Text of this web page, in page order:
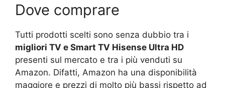
Dove comprare
Tutti prodotti scelti sono senza dubbio tra i
migliori TV e Smart TV Hisense Ultra HD
presenti sul mercato e tra i più venduti su
Amazon. Difatti, Amazon ha una disponibilità
maggiore e prezzi di molto più bassi rispetto ad